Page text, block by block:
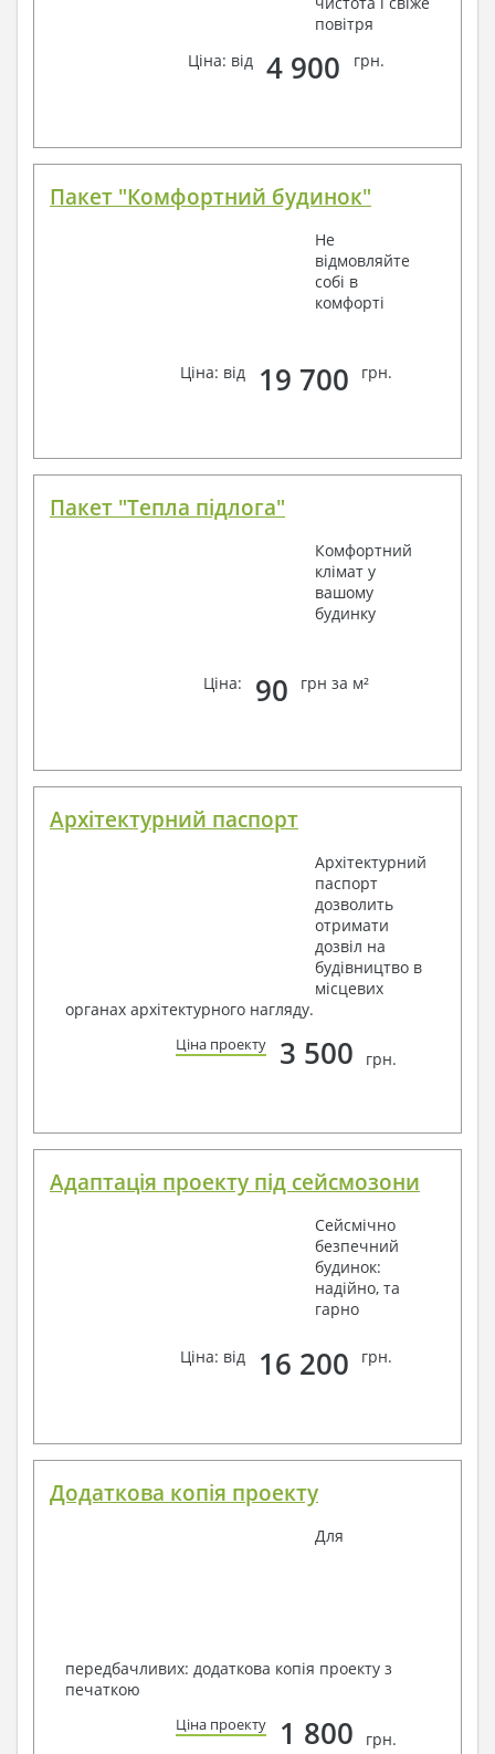
повітря
Ціна: від
4 900 грн.
Пакет "Комфортний будинок"
Не
відмовляйте
собі в
комфорті
Ціна: від 19 700 грн.
Пакет "Тепла підлога"
Комфортний
клімат у
вашому
будинку
Ціна: 90 грн за м²
Архітектурний паспорт
Архітектурний
паспорт
дозволить
отримати
дозвіл на
будівництво в
місцевих
органах архітектурного нагляду.
Ціна проекту 3 500 грн.
Адаптація проекту під сейсмозони
Сейсмічно
безпечний
будинок:
надійно, та
гарно
Ціна: від 16 200 грн.
Додаткова копія проекту
Для
передбачливих: додаткова копія проекту з
печаткою
Ціна проекту 1 800 грн.